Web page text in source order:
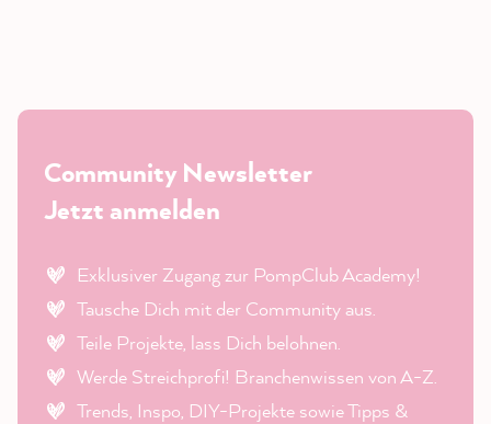
Community Newsletter
Jetzt anmelden
Exklusiver Zugang zur PompClub Academy!
Tausche Dich mit der Community aus.
Teile Projekte, lass Dich belohnen.
Werde Streichprofi! Branchenwissen von A-Z.
Trends, Inspo, DIY-Projekte sowie Tipps &